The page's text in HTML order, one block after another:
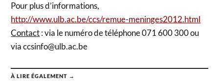
Pour plus d’informations,
http://www.ulb.ac.be/ccs/remue-meninges2012.html
Contact: via le numéro de téléphone 071 600 300 ou
via ccsinfo@ulb.ac.be
À LIRE ÉGALEMENT →